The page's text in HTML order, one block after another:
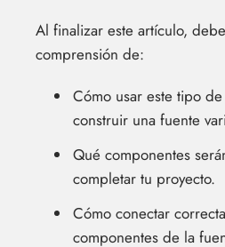
Al finalizar este artículo,
comprensión de:
Cómo usar este tipo
construir una fuente
Qué componentes
completar tu proyecto.
Cómo conectar
componentes de la